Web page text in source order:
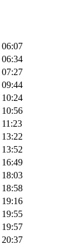
06:07
06:34
07:27
09:44
10:24
10:56
11:23
13:22
13:52
16:49
18:03
18:58
19:16
19:55
19:57
20:37